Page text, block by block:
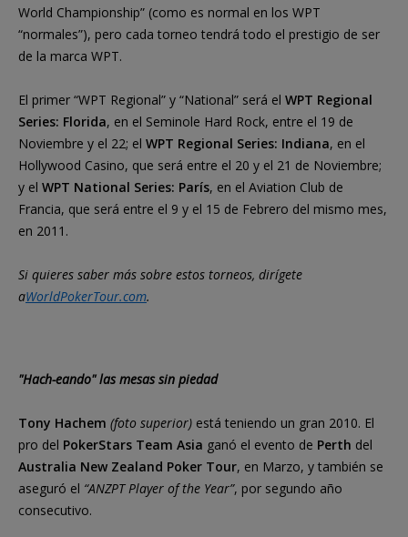
World Championship” (como es normal en los WPT
“normales”), pero cada torneo tendrá todo el prestigio de ser
de la marca WPT.
El primer “WPT Regional” y “National” será el WPT Regional
Series: Florida, en el Seminole Hard Rock, entre el 19 de
Noviembre y el 22; el WPT Regional Series: Indiana, en el
Hollywood Casino, que será entre el 20 y el 21 de Noviembre;
y el WPT National Series: París, en el Aviation Club de
Francia, que será entre el 9 y el 15 de Febrero del mismo mes,
en 2011.
Si quieres saber más sobre estos torneos, dirígete
aWorldPokerTour.com.
"Hach-eando" las mesas sin piedad
Tony Hachem (foto superior) está teniendo un gran 2010. El
pro del PokerStars Team Asia ganó el evento de Perth del
Australia New Zealand Poker Tour, en Marzo, y también se
aseguró el “ANZPT Player of the Year”, por segundo año
consecutivo.